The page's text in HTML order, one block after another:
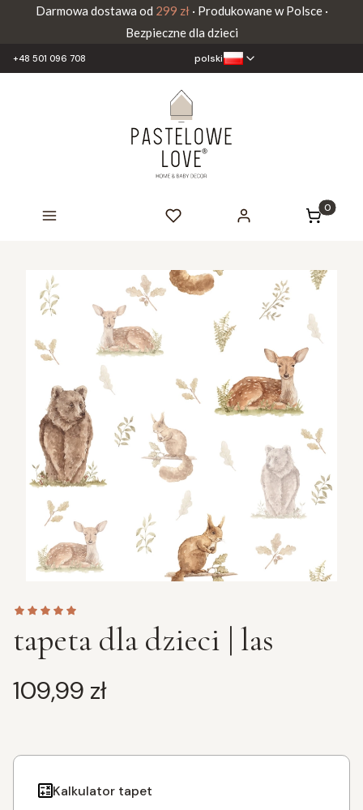
Darmowa dostawa od 299 zł· Produkowane w Polsce ·
Bezpieczne dla dzieci
+48 501 096 708 polski
Produkty
tapeta dla dzieci | las
Cena
109,99 zł
Kalkulator tapet